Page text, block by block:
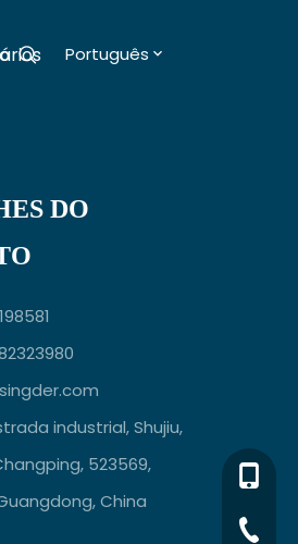
Blogs
Português
DO
industrial, Shujiu,
523569,
China
+86-
+86-